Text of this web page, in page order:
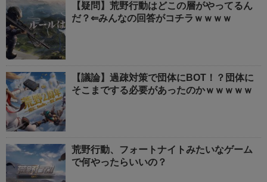
【疑問】荒野行動はどこの層がやってるん
だ？⇐みんなの回答がコチラｗｗｗｗ
【議論】過疎対策で団体にBOT！？団体に
そこまでする必要があったのかｗｗｗｗｗ
荒野行動、フォートナイトみたいなゲーム
で何やったらいいの？